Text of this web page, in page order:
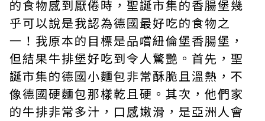
的食物感到厭倦時，聖誕市集的香腸堡幾
乎可以說是我認為德國最好吃的食物之
一！我原本的目標是品嚐紐倫堡香腸堡，
但結果牛排堡好吃到令人驚艷。首先，聖
誕市集的德國小麵包非常酥脆且溫熱，不
像德國硬麵包那樣乾且硬。其次，他們家
的牛排非常多汁，口感嫩滑，是亞洲人會